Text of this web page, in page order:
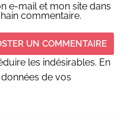
e-mail et mon site dans
commentaire.
les indésirables. En
de vos